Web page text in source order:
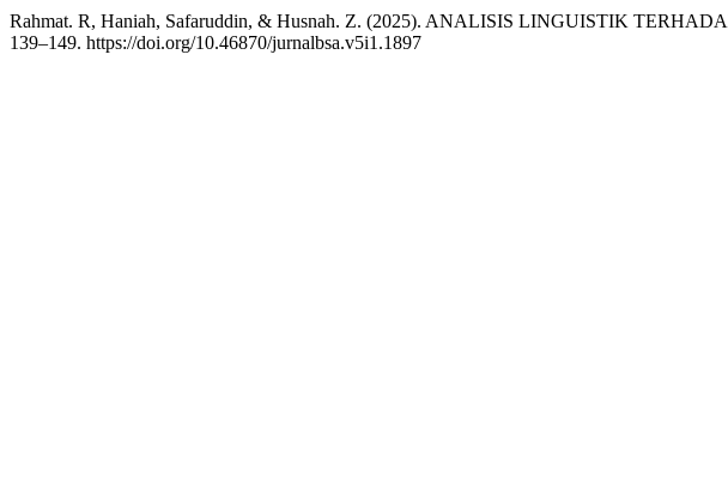
139–149. https://doi.org/10.46870/jurnalbsa.v5i1.1897